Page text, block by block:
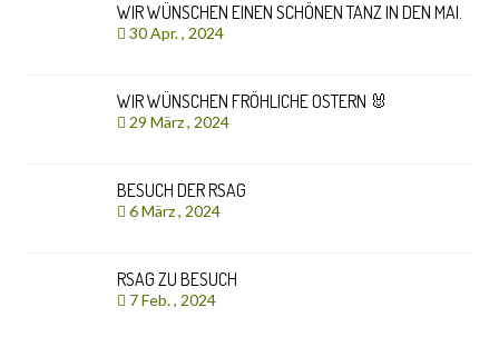
WIR WÜNSCHEN EINEN SCHÖNEN TANZ IN DEN MAI.
30 Apr. , 2024
WIR WÜNSCHEN FRÖHLICHE OSTERN 🐰
29 März , 2024
BESUCH DER RSAG
6 März , 2024
RSAG ZU BESUCH
7 Feb. , 2024